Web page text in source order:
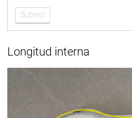
Submit
Longitud interna